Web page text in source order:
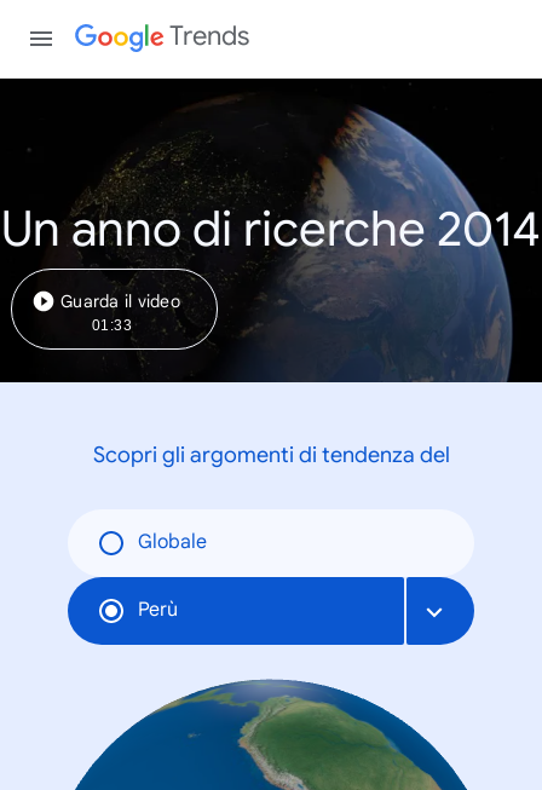
Trends
Un anno di ricerche 2014
Guarda il video
01:33
Scopri gli argomenti di tendenza del
Globale
Perù